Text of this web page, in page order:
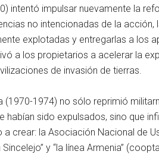
intentó impulsar nuevamente la
no intencionadas de la acción,
explotadas y entregarlas a los
a los propietarios a acelerar la
de invasión de tierras.
(1970-1974) no sólo reprimió
habían sido expulsados, sino que
a crear: la Asociación Nacional de
y “la línea Armenia”